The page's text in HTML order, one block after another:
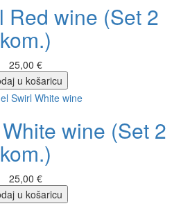
Red wine (Set 2
kom.)
25,00 €
u košaricu
wine (Set 2
kom.)
25,00 €
u košaricu